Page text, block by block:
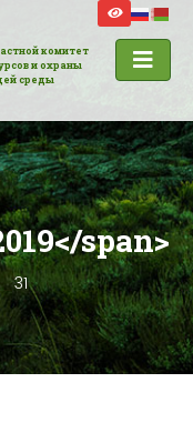
комитет
и охраны
среды
span>
31